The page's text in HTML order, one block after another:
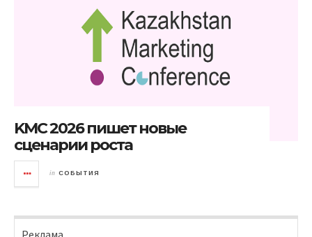
KMC 2026 пишет новые
сценарии роста
in СОБЫТИЯ